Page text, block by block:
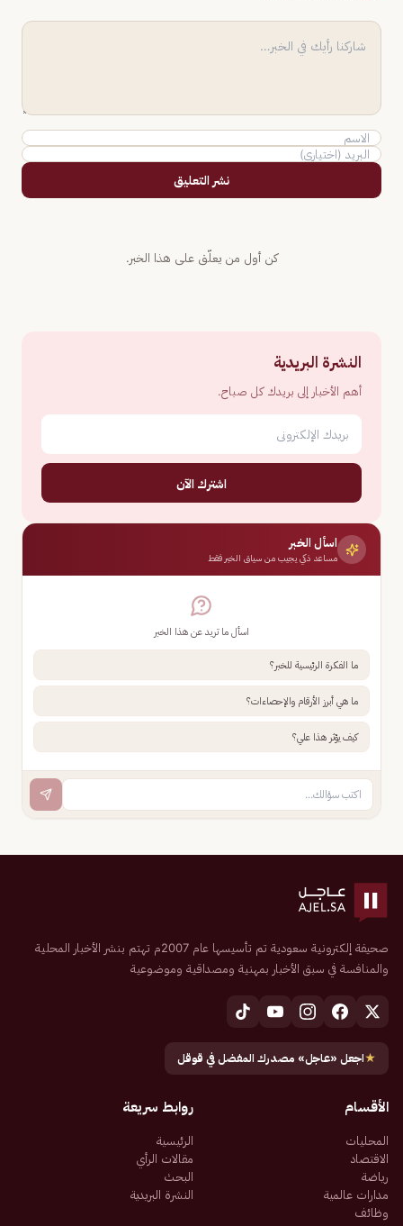
نشر التعليق
كن أول من يعلّق على هذا الخبر.
النشرة البريدية
أهم الأخبار إلى بريدك كل صباح.
اشترك الآن
اسأل الخبر
مساعد ذكي يجيب من سياق الخبر فقط
اسأل ما تريد عن هذا الخبر
ما الفكرة الرئيسية للخبر؟
ما هي أبرز الأرقام والإحصاءات؟
كيف يؤثر هذا علي؟
صحيفة إلكترونية سعودية تم تأسيسها عام 2007م تهتم بنشر الأخبار المحلية
والمنافسة في سبق الأخبار بمهنية ومصداقية وموضوعية
★اجعل «عاجل» مصدرك المفضل في قوقل
الأقسام
المحليات
الاقتصاد
رياضة
مدارات عالمية
وظائف
روابط سريعة
الرئيسية
مقالات الرأي
البحث
النشرة البريدية